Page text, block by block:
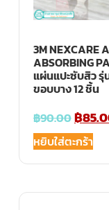
3M NEXCARE
ABSORBING
แผ่นแปะซับสิว รุ่
ขอบบาง 12 ชิ้น
฿90.00฿
หยิบใส่ตะกร้า